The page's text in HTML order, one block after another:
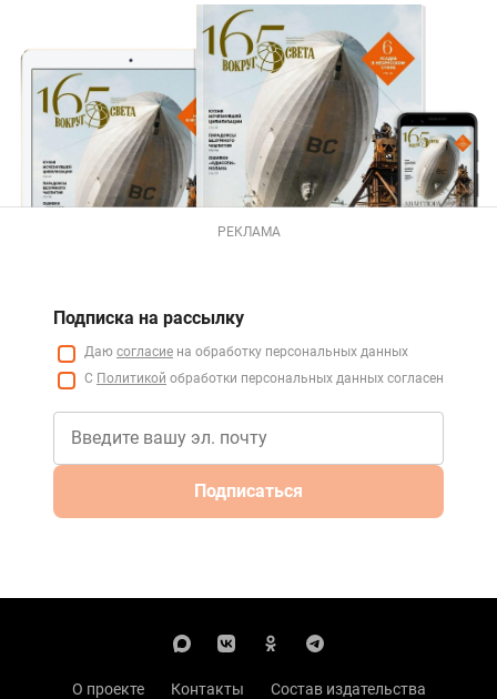
РЕКЛАМА
Подписка на рассылку
Даю согласие на обработку персональных данных
С Политикой обработки персональных данных согласен
Подписаться
О проекте Контакты
Состав издательства